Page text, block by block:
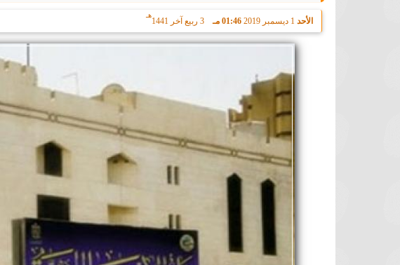
الأحد 1 ديسمبر 2019 01:46 مـ 3 ربيع آخر 1441
هـ